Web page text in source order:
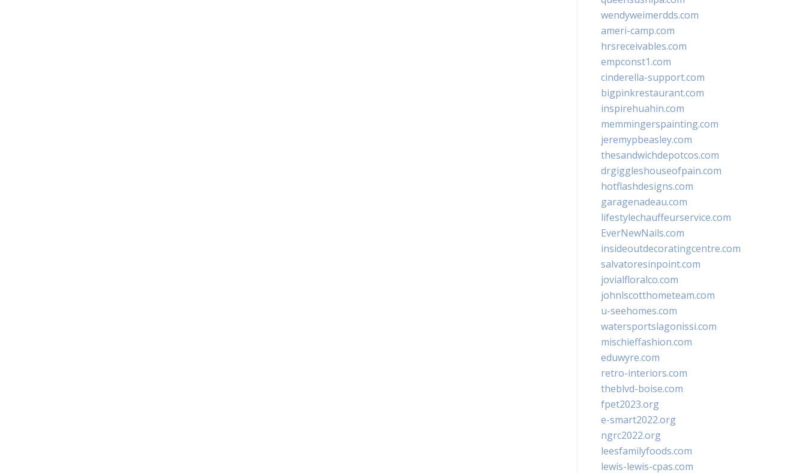
wendyweimerdds.com
ameri-camp.com
hrsreceivables.com
empconst1.com
cinderella-support.com
bigpinkrestaurant.com
inspirehuahin.com
memmingerspainting.com
jeremypbeasley.com
thesandwichdepotcos.com
drgiggleshouseofpain.com
hotflashdesigns.com
garagenadeau.com
lifestylechauffeurservice.com
EverNewNails.com
insideoutdecoratingcentre.com
salvatoresinpoint.com
jovialfloralco.com
johnlscotthometeam.com
u-seehomes.com
watersportslagonissi.com
mischieffashion.com
eduwyre.com
retro-interiors.com
theblvd-boise.com
fpet2023.org
e-smart2022.org
ngrc2022.org
leesfamilyfoods.com
lewis-lewis-cpas.com